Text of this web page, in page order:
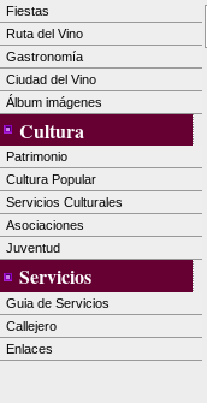
Fiestas
Ruta del Vino
Gastronomía
Ciudad del Vino
Álbum imágenes
Cultura
Patrimonio
Cultura Popular
Servicios Culturales
Asociaciones
Juventud
Servicios
Guia de Servicios
Callejero
Enlaces